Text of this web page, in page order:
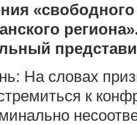
На словах
к